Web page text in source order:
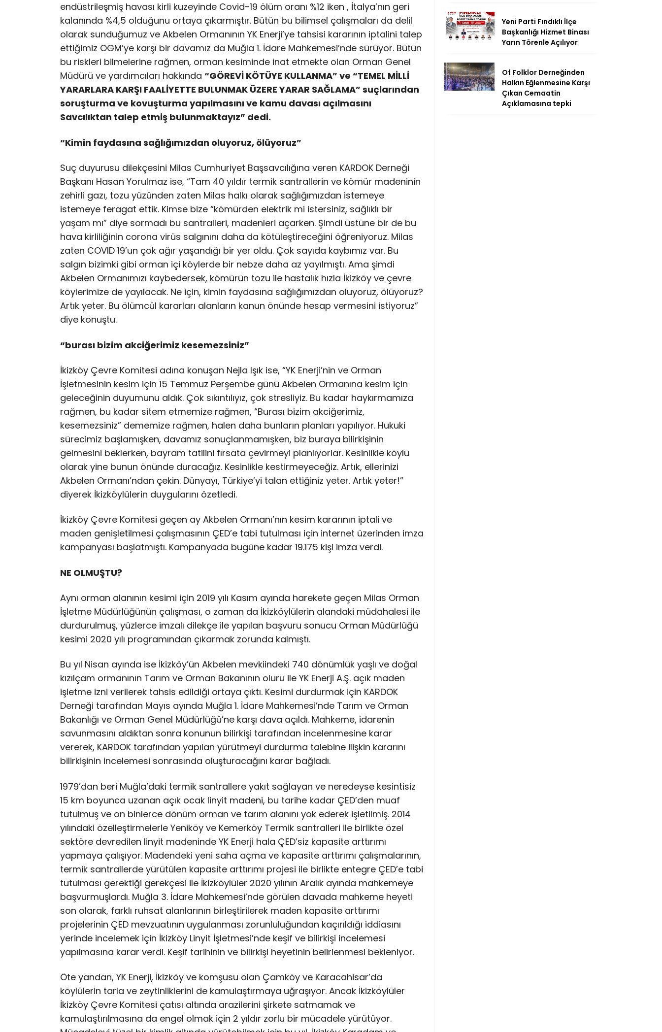
endüstrileşmiş havası kirli kuzeyinde Covid-19 ölüm oranı %12 iken , İtalya’nın geri
kalanında %4,5 olduğunu ortaya çıkarmıştır. Bütün bu bilimsel çalışmaları da delil
olarak sunduğumuz ve Akbelen Ormanının YK Enerji’ye tahsisi kararının iptalini talep
ettiğimiz OGM’ye karşı bir davamız da Muğla 1. İdare Mahkemesi’nde sürüyor. Bütün
bu riskleri bilmelerine rağmen, orman kesiminde inat etmekte olan Orman Genel
Müdürü ve yardımcıları hakkında “GÖREVİ KÖTÜYE KULLANMA” ve “TEMEL MİLLİ
YARARLARA KARŞI FAALİYETTE BULUNMAK ÜZERE YARAR SAĞLAMA” suçlarından
soruşturma ve kovuşturma yapılmasını ve kamu davası açılmasını
Savcılıktan talep etmiş bulunmaktayız” dedi.
“Kimin faydasına sağlığımızdan oluyoruz, ölüyoruz”
Suç duyurusu dilekçesini Milas Cumhuriyet Başsavcılığına veren KARDOK Derneği
Başkanı Hasan Yorulmaz ise, “Tam 40 yıldır termik santrallerin ve kömür madeninin
zehirli gazı, tozu yüzünden zaten Milas halkı olarak sağlığımızdan istemeye
istemeye feragat ettik. Kimse bize “kömürden elektrik mi istersiniz, sağlıklı bir
yaşam mı” diye sormadı bu santralleri, madenleri açarken. Şimdi üstüne bir de bu
hava kirliliğinin corona virüs salgınını daha da kötüleştireceğini öğreniyoruz. Milas
zaten COVID 19’un çok ağır yaşandığı bir yer oldu. Çok sayıda kaybımız var. Bu
salgın bizimki gibi orman içi köylerde bir nebze daha az yayılmıştı. Ama şimdi
Akbelen Ormanımızı kaybedersek, kömürün tozu ile hastalık hızla İkizköy ve çevre
köylerimize de yayılacak. Ne için, kimin faydasına sağlığımızdan oluyoruz, ölüyoruz?
Artık yeter. Bu ölümcül kararları alanların kanun önünde hesap vermesini istiyoruz”
diye konuştu.
“burası bizim akciğerimiz kesemezsiniz”
İkizköy Çevre Komitesi adına konuşan Nejla Işık ise, “YK Enerji’nin ve Orman
İşletmesinin kesim için 15 Temmuz Perşembe günü Akbelen Ormanına kesim için
geleceğinin duyumunu aldık. Çok sıkıntılıyız, çok stresliyiz. Bu kadar haykırmamıza
rağmen, bu kadar sitem etmemize rağmen, “Burası bizim akciğerimiz,
kesemezsiniz” dememize rağmen, halen daha bunların planları yapılıyor. Hukuki
sürecimiz başlamışken, davamız sonuçlanmamışken, biz buraya bilirkişinin
gelmesini beklerken, bayram tatilini fırsata çevirmeyi planlıyorlar. Kesinlikle köylü
olarak yine bunun önünde duracağız. Kesinlikle kestirmeyeceğiz. Artık, ellerinizi
Akbelen Ormanı’ndan çekin. Dünyayı, Türkiye’yi talan ettiğiniz yeter. Artık yeter!”
diyerek İkizköylülerin duygularını özetledi.
İkizköy Çevre Komitesi geçen ay Akbelen Ormanı’nın kesim kararının iptali ve
maden genişletilmesi çalışmasının ÇED’e tabi tutulması için internet üzerinden imza
kampanyası başlatmıştı. Kampanyada bugüne kadar 19.175 kişi imza verdi.
NE OLMUŞTU?
Aynı orman alanının kesimi için 2019 yılı Kasım ayında harekete geçen Milas Orman
İşletme Müdürlüğünün çalışması, o zaman da İkizköylülerin alandaki müdahalesi ile
durdurulmuş, yüzlerce imzalı dilekçe ile yapılan başvuru sonucu Orman Müdürlüğü
kesimi 2020 yılı programından çıkarmak zorunda kalmıştı.
Bu yıl Nisan ayında ise İkizköy’ün Akbelen mevkiindeki 740 dönümlük yaşlı ve doğal
kızılçam ormanının Tarım ve Orman Bakanının oluru ile YK Enerji A.Ş. açık maden
işletme izni verilerek tahsis edildiği ortaya çıktı. Kesimi durdurmak için KARDOK
Derneği tarafından Mayıs ayında Muğla 1. İdare Mahkemesi’nde Tarım ve Orman
Bakanlığı ve Orman Genel Müdürlüğü’ne karşı dava açıldı. Mahkeme, idarenin
savunmasını aldıktan sonra konunun bilirkişi tarafından incelenmesine karar
vererek, KARDOK tarafından yapılan yürütmeyi durdurma talebine ilişkin kararını
bilirkişinin incelemesi sonrasında oluşturacağını karar bağladı.
1979’dan beri Muğla’daki termik santrallere yakıt sağlayan ve neredeyse kesintisiz
15 km boyunca uzanan açık ocak linyit madeni, bu tarihe kadar ÇED’den muaf
tutulmuş ve on binlerce dönüm orman ve tarım alanını yok ederek işletilmiş. 2014
yılındaki özelleştirmelerle Yeniköy ve Kemerköy Termik santralleri ile birlikte özel
sektöre devredilen linyit madeninde YK Enerji hala ÇED’siz kapasite arttırımı
yapmaya çalışıyor. Madendeki yeni saha açma ve kapasite arttırımı çalışmalarının,
termik santrallerde yürütülen kapasite arttırımı projesi ile birlikte entegre ÇED’e tabi
tutulması gerektiği gerekçesi ile İkizköylüler 2020 yılının Aralık ayında mahkemeye
başvurmuşlardı. Muğla 3. İdare Mahkemesi’nde görülen davada mahkeme heyeti
son olarak, farklı ruhsat alanlarının birleştirilerek maden kapasite arttırımı
projelerinin ÇED mevzuatının uygulanması zorunluluğundan kaçırıldığı iddiasını
yerinde incelemek için İkizköy Linyit İşletmesi’nde keşif ve bilirkişi incelemesi
yapılmasına karar verdi. Keşif tarihinin ve bilirkişi heyetinin belirlenmesi bekleniyor.
Öte yandan, YK Enerji, İkizköy ve komşusu olan Çamköy ve Karacahisar’da
köylülerin tarla ve zeytinliklerini de kamulaştırmaya uğraşıyor. Ancak İkizköylüler
İkizköy Çevre Komitesi çatısı altında arazilerini şirkete satmamak ve
kamulaştırılmasına da engel olmak için 2 yıldır zorlu bir mücadele yürütüyor.
Yeni Parti Fındıklı İlçe
Başkanlığı Hizmet Binası
Yarın Törenle Açılıyor
Of Folklor Derneğinden
Halkın Eğlenmesine Karşı
Çıkan Cemaatin
Açıklamasına tepki